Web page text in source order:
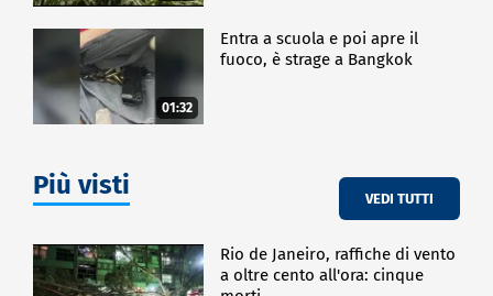
01:32
Entra a scuola e poi apre il
fuoco, è strage a Bangkok
Più visti VEDI TUTTI
Rio de Janeiro, raffiche di vento
a oltre cento all'ora: cinque